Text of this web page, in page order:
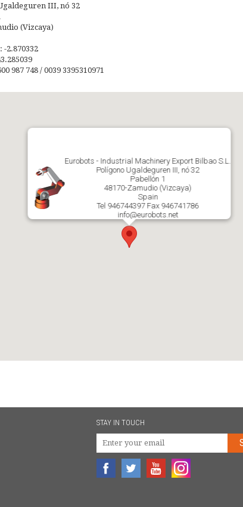
III, nó 32
(Vizcaya)
2.870332
987 748 / 0039 3395310971
Eurobots - Industrial Machinery Export Bilbao S.L.
Polígono Ugaldeguren III, nó 32
Pabellón 1
48170-Zamudio (Vizcaya)
Spain
Tel 946744397 Fax 946741786
info@eurobots.net
STAY IN TOUCH